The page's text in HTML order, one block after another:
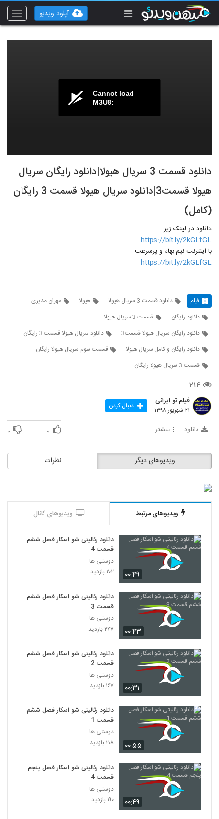
Toggle
آپلود ویدیو
Cannot load
M3U8:
دانلود قسمت 3 سریال هیولا|دانلود رایگان سریال
هیولا قسمت3|دانلود سریال هیولا قسمت 3 رایگان
(کامل)
دانلود در لینک زیر
https://bit.ly/2kGLfGL
با اینترنت نیم بهاء و پرسرعت
https://bit.ly/2kGLfGL
فیلم دانلود قسمت 3 سریال هیولا هیولا
مهران مدیری
دانلود رایگان
قسمت 3 سریال هیولا
دانلود رایگان سریال هیولا قسمت3
دانلود سریال هیولا قسمت 3 رایگان
دانلود رایگان و کامل سریال هیولا
قسمت سوم سریال هیولا رایگان
قسمت 3 سریال هیولا رایگان
۲۱۴
فیلم تو ایرانی
۲۱ شهریور ۱۳۹۸ دنبال کردن
دانلود بیشتر ۰ ۰
نظرات ویدیوهای دیگر
ویدیوهای مرتبط ویدیوهای کانال
۰۰:۴۹
دانلود رئالیتی شو اسکار فصل ششم
قسمت 4
دوستی ها
۲۰۲ بازدید
۰۰:۴۳
دانلود رئالیتی شو اسکار فصل ششم
قسمت 3
دوستی ها
۲۷۷ بازدید
۰۰:۳۱
دانلود رئالیتی شو اسکار فصل ششم
قسمت 2
دوستی ها
۱۶۷ بازدید
۰۰:۵۵
دانلود رئالیتی شو اسکار فصل ششم
قسمت 1
دوستی ها
۲۰۸ بازدید
۰۰:۴۹
دانلود رئالیتی شو اسکار فصل پنجم
قسمت 4
دوستی ها
۱۹۰ بازدید